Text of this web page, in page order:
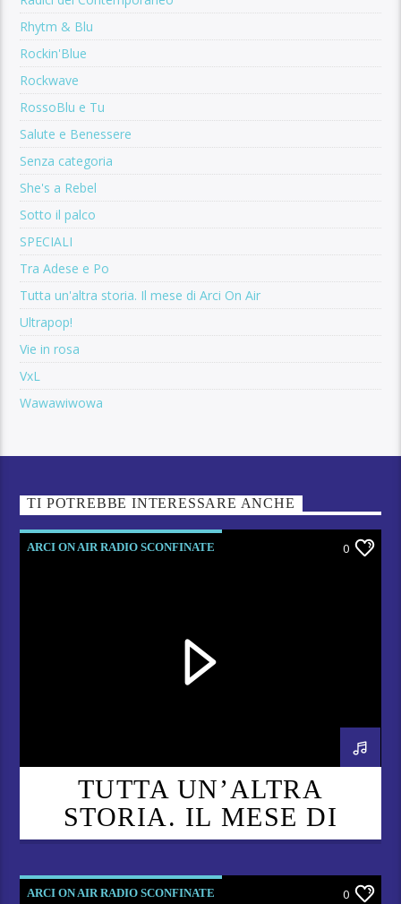
Rhytm & Blu
Rockin'Blue
Rockwave
RossoBlu e Tu
Salute e Benessere
Senza categoria
She's a Rebel
Sotto il palco
SPECIALI
Tra Adese e Po
Tutta un'altra storia. Il mese di Arci On Air
Ultrapop!
Vie in rosa
VxL
Wawawiwowa
TI POTREBBE INTERESSARE ANCHE
ARCI ON AIR RADIO SCONFINATE 0
TUTTA UN’ALTRA
STORIA. IL MESE DI
ARCI ON AIR – PUNTATA
9
ARCI ON AIR RADIO SCONFINATE 0